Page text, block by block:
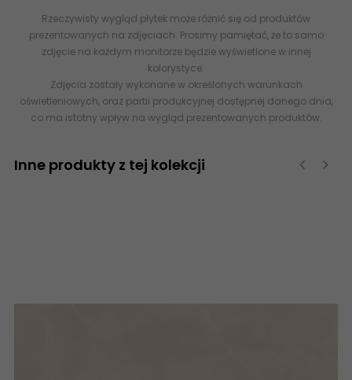
Rzeczywisty wygląd płytek może różnić się od produktów
prezentowanych na zdjęciach. Prosimy pamiętać, że to samo
zdjęcie na każdym monitorze będzie wyświetlone w innej
kolorystyce.
Zdjęcia zostały wykonane w określonych warunkach
oświetleniowych, oraz partii produkcyjnej dostępnej danego dnia,
co ma istotny wpływ na wygląd prezentowanych produktów.
Inne produkty z tej kolekcji